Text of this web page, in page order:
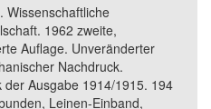
Wissenschaftliche
1962 zweite,
Auflage. Unveränderter
Nachdruck.
der Ausgabe 1914/1915. 194
Leinen-Einband,